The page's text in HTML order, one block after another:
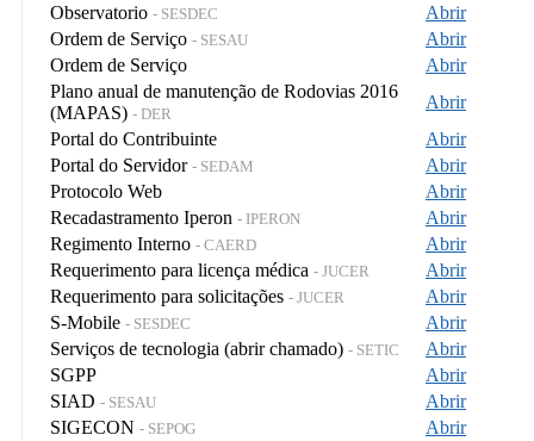
Observatorio - SESDEC
Abrir
Ordem de Serviço - SESAU
Abrir
Ordem de Serviço
Abrir
Plano anual de manutenção de Rodovias 2016
(MAPAS) - DER
Abrir
Portal do Contribuinte
Abrir
Portal do Servidor - SEDAM
Abrir
Protocolo Web
Abrir
Recadastramento Iperon - IPERON
Abrir
Regimento Interno - CAERD
Abrir
Requerimento para licença médica - JUCER
Abrir
Requerimento para solicitações - JUCER
Abrir
S-Mobile - SESDEC
Abrir
Serviços de tecnologia (abrir chamado) - SETIC
Abrir
SGPP
Abrir
SIAD - SESAU
Abrir
SIGECON - SEPOG
Abrir